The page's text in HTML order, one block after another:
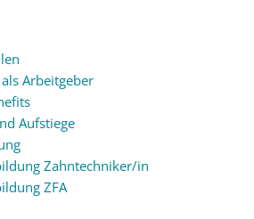
Arbeitgeber
Aufstiege
Zahntechniker/in
ZFA